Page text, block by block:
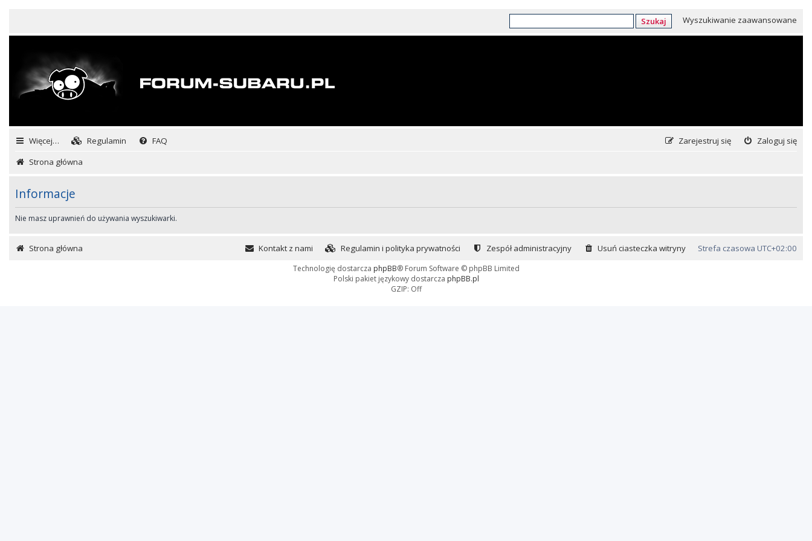
Szukaj Wyszukiwanie zaawansowane
Więcej… Regulamin FAQ Zaloguj się
Zarejestruj się
Strona główna
Informacje
Nie masz uprawnień do używania wyszukiwarki.
Strona główna Strefa czasowa UTC+02:00
Usuń ciasteczka witryny
Zespół administracyjny
Regulamin i polityka prywatności
Kontakt z nami
Technologię dostarcza phpBB® Forum Software © phpBB Limited
Polski pakiet językowy dostarcza phpBB.pl
GZIP: Off